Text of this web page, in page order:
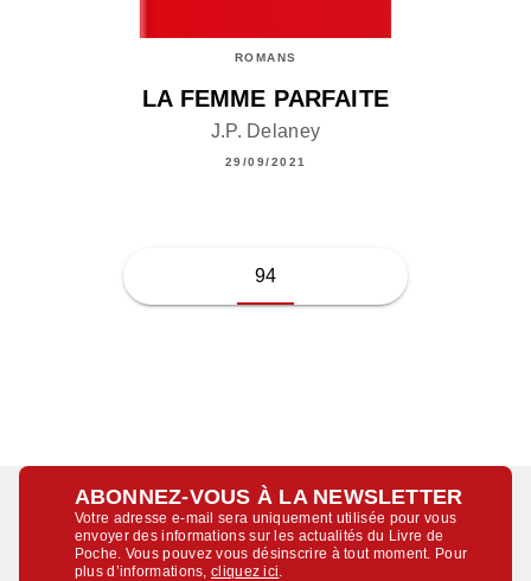
ROMANS
LA FEMME PARFAITE
J.P. Delaney
29/09/2021
94
ABONNEZ-VOUS À LA NEWSLETTER
Votre adresse e-mail sera uniquement utilisée pour vous
envoyer des informations sur les actualités du Livre de
Poche. Vous pouvez vous désinscrire à tout moment. Pour
plus d’informations,cliquez ici